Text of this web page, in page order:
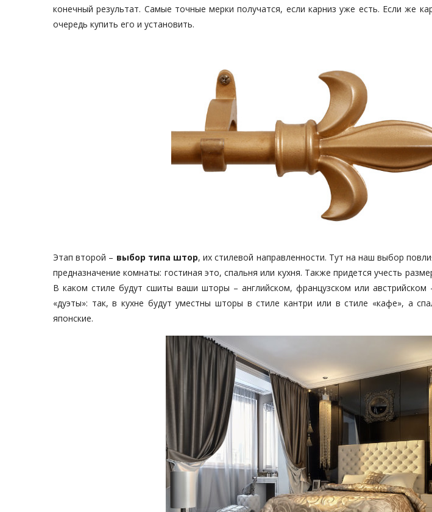
конечный результат. Самые точные мерки получатся, если карниз уже есть. Если же
очередь купить его и установить.
Этап второй – выбор типа штор, их стилевой направленности. Тут на наш выбор
предназначение комнаты: гостиная это, спальня или кухня. Также придется учесть
В каком стиле будут сшиты ваши шторы – английском, французском или австрийском
«дуэты»: так, в кухне будут уместны шторы в стиле кантри или в стиле «кафе», а
японские.